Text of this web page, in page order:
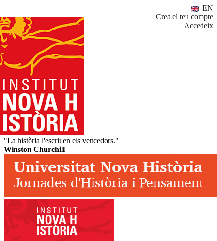
EN
Crea el teu compte
Accedeix
"La història l'escriuen els vencedors."
Winston Churchill